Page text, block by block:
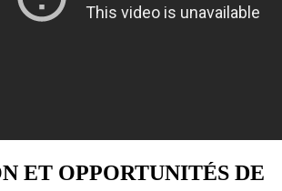
ET OPPORTUNITÉS DE